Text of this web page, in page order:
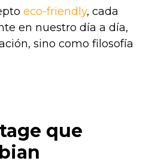
eco-friendly, cada
en nuestro día a día,
sino como filosofía
que